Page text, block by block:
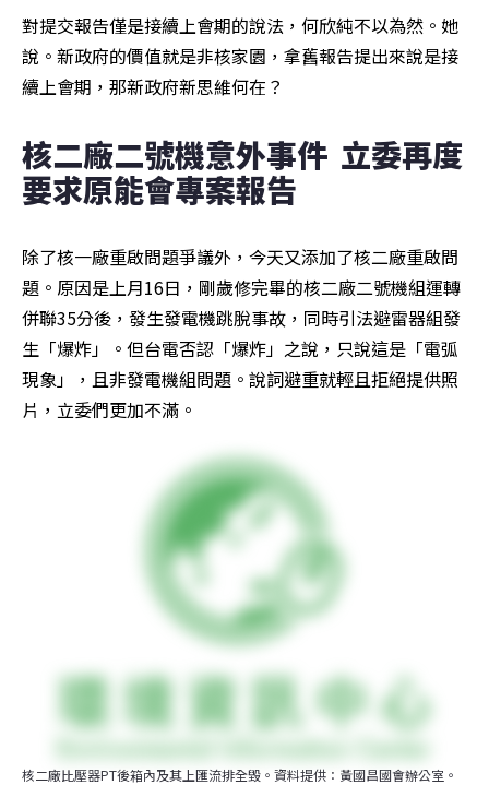
對提交報告僅是接續上會期的說法，何欣純不以為然。她
說。新政府的價值就是非核家園，拿舊報告提出來說是接
續上會期，那新政府新思維何在？
核二廠二號機意外事件  立委再度
要求原能會專案報告
除了核一廠重啟問題爭議外，今天又添加了核二廠重啟問
題。原因是上月16日，剛歲修完畢的核二廠二號機組運轉
併聯35分後，發生發電機跳脫事故，同時引法避雷器組發
生「爆炸」。但台電否認「爆炸」之說，只說這是「電弧
現象」，且非發電機組問題。說詞避重就輕且拒絕提供照
片，立委們更加不滿。
核二廠比壓器PT後箱內及其上匯流排全毀。資料提供：黃國昌國會辦公室。